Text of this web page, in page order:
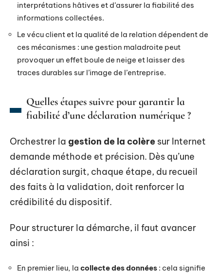
interprétations hâtives et d’assurer la fiabilité des
informations collectées.
Le vécu client et la qualité de la relation dépendent de
ces mécanismes : une gestion maladroite peut
provoquer un effet boule de neige et laisser des
traces durables sur l’image de l’entreprise.
Quelles étapes suivre pour garantir la
fiabilité d’une déclaration numérique ?
Orchestrer la gestion de la colère sur Internet
demande méthode et précision. Dès qu’une
déclaration surgit, chaque étape, du recueil
des faits à la validation, doit renforcer la
crédibilité du dispositif.
Pour structurer la démarche, il faut avancer
ainsi :
En premier lieu, la collecte des données : cela signifie